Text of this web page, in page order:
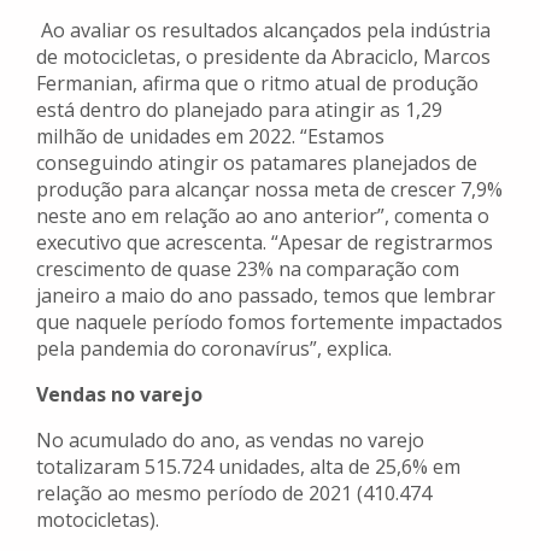
Ao avaliar os resultados alcançados pela indústria
de motocicletas, o presidente da Abraciclo, Marcos
Fermanian, afirma que o ritmo atual de produção
está dentro do planejado para atingir as 1,29
milhão de unidades em 2022. “Estamos
conseguindo atingir os patamares planejados de
produção para alcançar nossa meta de crescer 7,9%
neste ano em relação ao ano anterior”, comenta o
executivo que acrescenta. “Apesar de registrarmos
crescimento de quase 23% na comparação com
janeiro a maio do ano passado, temos que lembrar
que naquele período fomos fortemente impactados
pela pandemia do coronavírus”, explica.
Vendas no varejo
No acumulado do ano, as vendas no varejo
totalizaram 515.724 unidades, alta de 25,6% em
relação ao mesmo período de 2021 (410.474
motocicletas).